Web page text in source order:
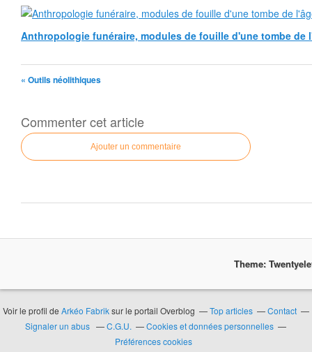
Anthropologie funéraire, modules de fouille d'une tombe de
« Outils néolithiques
Commenter cet article
Ajouter un commentaire
Theme:
Voir le profil de Arkéo Fabriksur le portail Overblog Top articles
Contact
Signaler un abus
C.G.U.
Cookies et données personnelles
Préférences cookies